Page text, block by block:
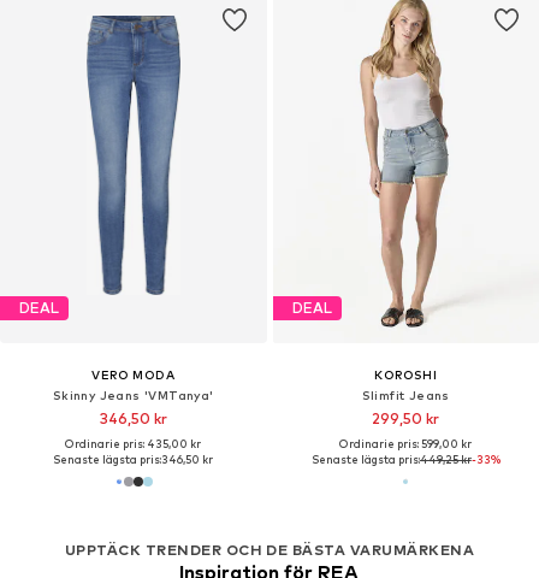
DEAL
VERO MODA
Skinny Jeans 'VMTanya'
346,50 kr
Ordinarie pris: 435,00 kr
Senaste lägsta pris:346,50 kr
DEAL
KOROSHI
Slimfit Jeans
299,50 kr
Ordinarie pris: 599,00 kr
Senaste lägsta pris:449,25 kr-33%
UPPTÄCK TRENDER OCH DE BÄSTA VARUMÄRKENA
Inspiration för REA